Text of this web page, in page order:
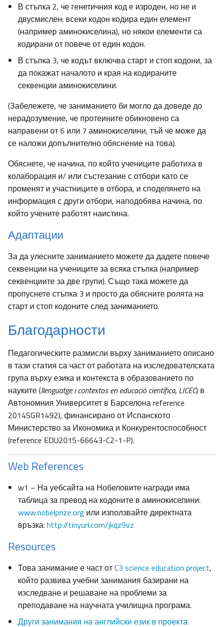
В стъпка 2, че генетичния код е изроден, но не и
двусмислен: всеки кодон кодира един елемент
(например аминокиселина), но някои елементи са
кодирани от повече от един кодон.
В стъпка 3, че кодът включва старт и стоп кодони, за
да покажат началото и края на кодираните
секвенции аминокиселини.
(Забележете, че заниманието би могло да доведе до
нерадозумение, че протеините обикновено са
направени от 6 или 7 аминокиселини, тъй че може да
се наложи допълнително обяснение на това).
Обяснете, че начина, по който учениците работиха в
колаборация и/ или състезание с отбори като се
променят и участниците в отбора, и споделянето на
информация с други отбори, наподобява начина, по
който учените работят наистина.
Адаптации
За да улесните заниманието можете да дадете повече
секвенции на учениците за всяка стъпка (например
секвенциите за две групи). Също така можете да
пропуснете стъпка 3 и просто да обясните ролята на
старт и стоп кодоните след заниманието.
Благодарности
Педагогическите размисли върху заниманието описано
в тази статия са част от работата на изследователската
група върху езика и контекста в образованието по
науките (llenguatge i contextos en educació científica, LICEC) в
Автономния Университет в Барселона reference
2014SGR1492), финансирано от Испанското
Министерство за Икономика и Конкурентоспособност
(reference EDU2015-66643-C2-1-P).
Web References
w1 – На уебсайта на Нобеловите награди има
таблица за превод на кодоните в аминокиселини:
www.nobelprize.org или използвайте директната
връзка: http://tinyurl.com/jkqz9vz
Resources
Това занимание е част отC3 science education project,
който развива учебни занимания базирани на
изследване и решаване на проблеми за
преподаване на научната училищна програма.
Други занимания на английски език в проекта